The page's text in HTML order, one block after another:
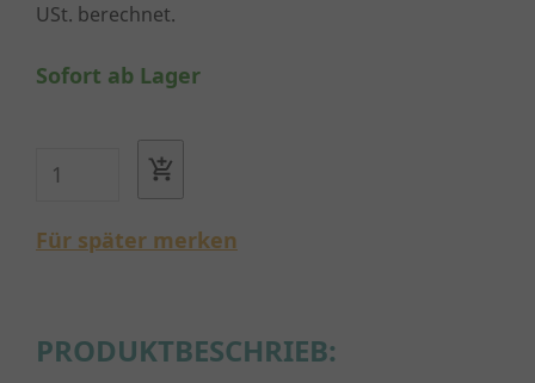
USt. berechnet.
Sofort ab Lager
Für später merken
PRODUKTBESCHRIEB: